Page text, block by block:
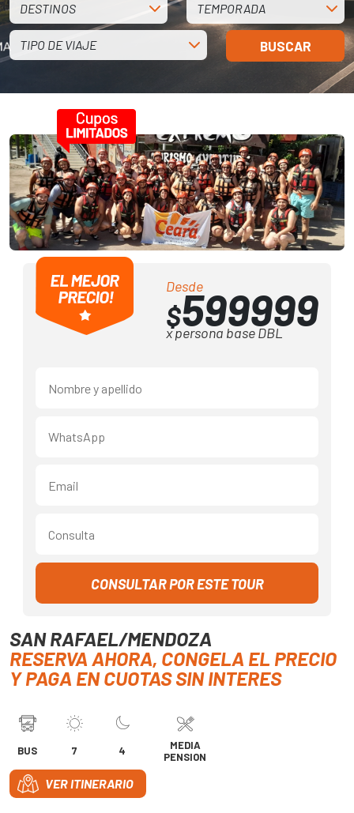
DESTINOS TEMPORADA
TIPO DE VIAJE BUSCAR
Desde
$599999
x persona base DBL
CONSULTAR POR ESTE TOUR
SAN RAFAEL/MENDOZA
RESERVA AHORA, CONGELA EL PRECIO
Y PAGA EN CUOTAS SIN INTERES
BUS 7 4
MEDIA
PENSION
VER ITINERARIO